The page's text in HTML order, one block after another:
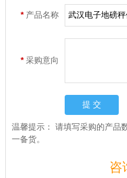
* 产品名称
*采购意向
温馨提示： 请填写采购的产品
一备货。
咨